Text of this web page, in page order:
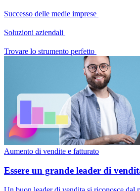
Successo delle medie imprese
Soluzioni aziendali
Trovare lo strumento perfetto
Aumento di vendite e fatturato
Essere un grande leader di